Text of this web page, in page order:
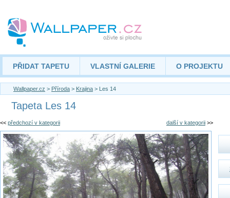
PŘIDAT TAPETU VLASTNÍ GALERIE O PROJEKTU
Wallpaper.cz > Příroda > Krajina > Les 14
Tapeta Les 14
<< předchozí v kategorii další v kategorii >>